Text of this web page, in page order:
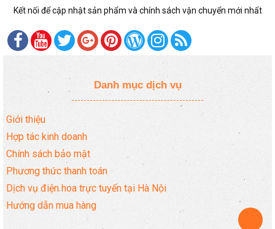
Kết nối để cập nhật sản phẩm và chính sách vận chuyển mới nhất
Danh mục dịch vụ
Giới thiệu
Hợp tác kinh doanh
Chính sách bảo mật
Phương thức thanh toán
Dịch vụ điện hoa trực tuyến tại Hà Nội
Hướng dẫn mua hàng